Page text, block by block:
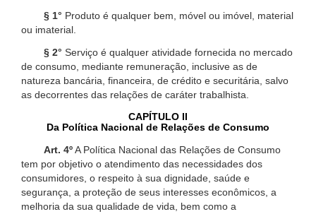
§ 1° Produto é qualquer bem, móvel ou imóvel, material
ou imaterial.
§ 2° Serviço é qualquer atividade fornecida no mercado
de consumo, mediante remuneração, inclusive as de
natureza bancária, financeira, de crédito e securitária, salvo
as decorrentes das relações de caráter trabalhista.
CAPÍTULO II
Da Política Nacional de Relações de Consumo
Art. 4ºA Política Nacional das Relações de Consumo
tem por objetivo o atendimento das necessidades dos
consumidores, o respeito à sua dignidade, saúde e
segurança, a proteção de seus interesses econômicos, a
melhoria da sua qualidade de vida, bem como a